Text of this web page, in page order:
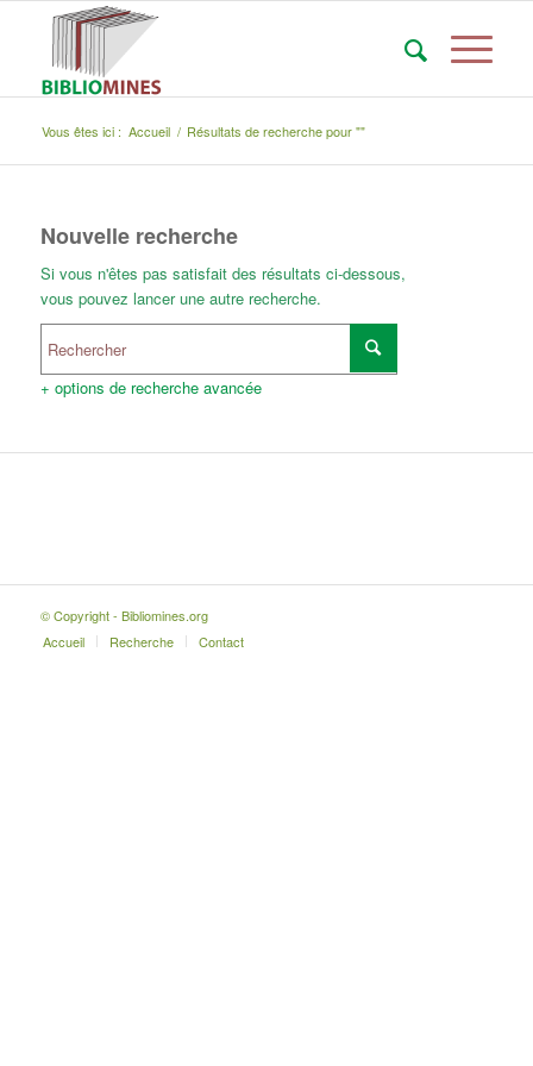
Vous êtes ici : Accueil / Résultats de recherche pour ""
Nouvelle recherche
Si vous n'êtes pas satisfait des résultats ci-dessous,
vous pouvez lancer une autre recherche.
+ options de recherche avancée
© Copyright - Bibliomines.org
Accueil
Recherche Contact